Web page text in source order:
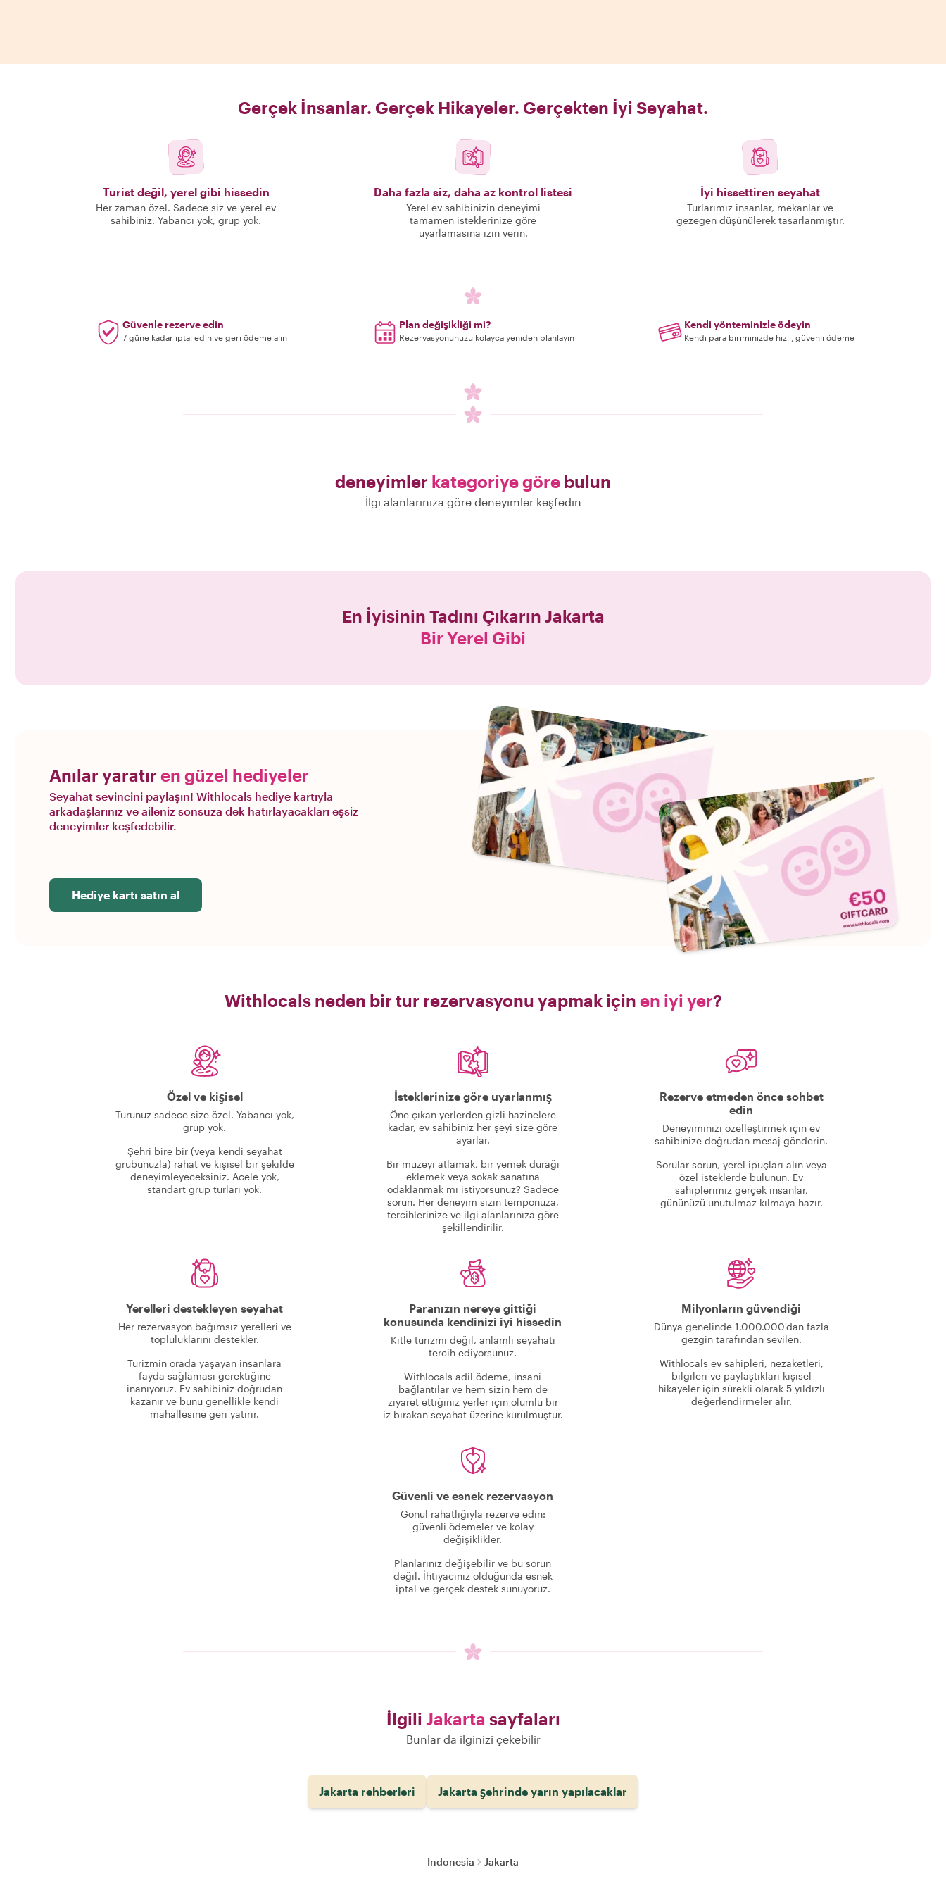
Gerçek İnsanlar. Gerçek Hikayeler. Gerçekten İyi Seyahat.
Turist değil, yerel gibi hissedin
Her zaman özel. Sadece siz ve yerel ev
sahibiniz. Yabancı yok, grup yok.
Daha fazla siz, daha az kontrol listesi
Yerel ev sahibinizin deneyimi
tamamen isteklerinize göre
uyarlamasına izin verin.
İyi hissettiren seyahat
Turlarımız insanlar, mekanlar ve
gezegen düşünülerek tasarlanmıştır.
Güvenle rezerve edin
7 güne kadar iptal edin ve geri ödeme alın
Plan değişikliği mi?
Rezervasyonunuzu kolayca yeniden planlayın
Kendi yönteminizle ödeyin
Kendi para biriminizde hızlı, güvenli ödeme
deneyimler kategoriye göre bulun
İlgi alanlarınıza göre deneyimler keşfedin
En İyisinin Tadını Çıkarın Jakarta
Bir Yerel Gibi
Anılar yaratır en güzel hediyeler
Seyahat sevincini paylaşın! Withlocals hediye kartıyla
arkadaşlarınız ve aileniz sonsuza dek hatırlayacakları eşsiz
deneyimler keşfedebilir.
Hediye kartı satın al
Withlocals neden bir tur rezervasyonu yapmak için en iyi yer?
Özel ve kişisel
Turunuz sadece size özel. Yabancı yok,
grup yok.
Şehri bire bir (veya kendi seyahat
grubunuzla) rahat ve kişisel bir şekilde
deneyimleyeceksiniz. Acele yok,
standart grup turları yok.
İsteklerinize göre uyarlanmış
Öne çıkan yerlerden gizli hazinelere
kadar, ev sahibiniz her şeyi size göre
ayarlar.
Bir müzeyi atlamak, bir yemek durağı
eklemek veya sokak sanatına
odaklanmak mı istiyorsunuz? Sadece
sorun. Her deneyim sizin temponuza,
tercihlerinize ve ilgi alanlarınıza göre
şekillendirilir.
Rezerve etmeden önce sohbet
edin
Deneyiminizi özelleştirmek için ev
sahibinize doğrudan mesaj gönderin.
Sorular sorun, yerel ipuçları alın veya
özel isteklerde bulunun. Ev
sahiplerimiz gerçek insanlar,
gününüzü unutulmaz kılmaya hazır.
Yerelleri destekleyen seyahat
Her rezervasyon bağımsız yerelleri ve
topluluklarını destekler.
Turizmin orada yaşayan insanlara
fayda sağlaması gerektiğine
inanıyoruz. Ev sahibiniz doğrudan
kazanır ve bunu genellikle kendi
mahallesine geri yatırır.
Paranızın nereye gittiği
konusunda kendinizi iyi hissedin
Kitle turizmi değil, anlamlı seyahati
tercih ediyorsunuz.
Withlocals adil ödeme, insani
bağlantılar ve hem sizin hem de
ziyaret ettiğiniz yerler için olumlu bir
iz bırakan seyahat üzerine kurulmuştur.
Milyonların güvendiği
Dünya genelinde 1.000.000'dan fazla
gezgin tarafından sevilen.
Withlocals ev sahipleri, nezaketleri,
bilgileri ve paylaştıkları kişisel
hikayeler için sürekli olarak 5 yıldızlı
değerlendirmeler alır.
Güvenli ve esnek rezervasyon
Gönül rahatlığıyla rezerve edin:
güvenli ödemeler ve kolay
değişiklikler.
Planlarınız değişebilir ve bu sorun
değil. İhtiyacınız olduğunda esnek
iptal ve gerçek destek sunuyoruz.
İlgili Jakarta sayfaları
Bunlar da ilginizi çekebilir
Jakarta rehberleri Jakarta şehrinde yarın yapılacaklar
Indonesia Jakarta